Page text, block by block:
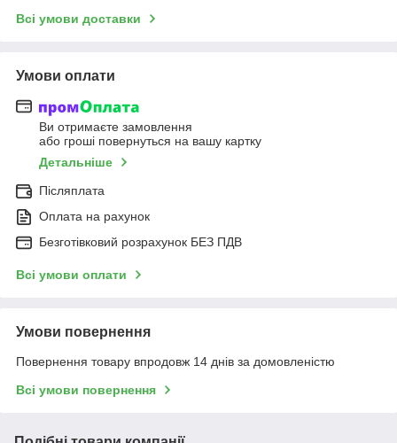
Всі умови доставки
Умови оплати
Ви отримаєте замовлення
або гроші повернуться на вашу картку
Детальніше
Післяплата
Оплата на рахунок
Безготівковий розрахунок БЕЗ ПДВ
Всі умови оплати
Умови повернення
Повернення товару впродовж 14 днів за домовленістю
Всі умови повернення